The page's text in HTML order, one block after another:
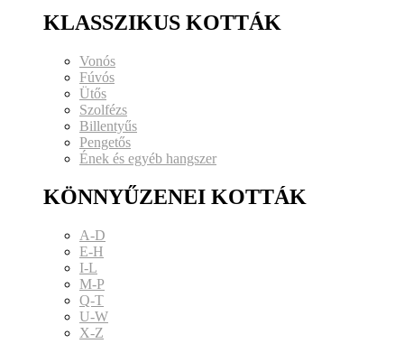
KLASSZIKUS KOTTÁK
Vonós
Fúvós
Ütős
Szolfézs
Billentyűs
Pengetős
Ének és egyéb hangszer
KÖNNYŰZENEI KOTTÁK
A-D
E-H
I-L
M-P
Q-T
U-W
X-Z